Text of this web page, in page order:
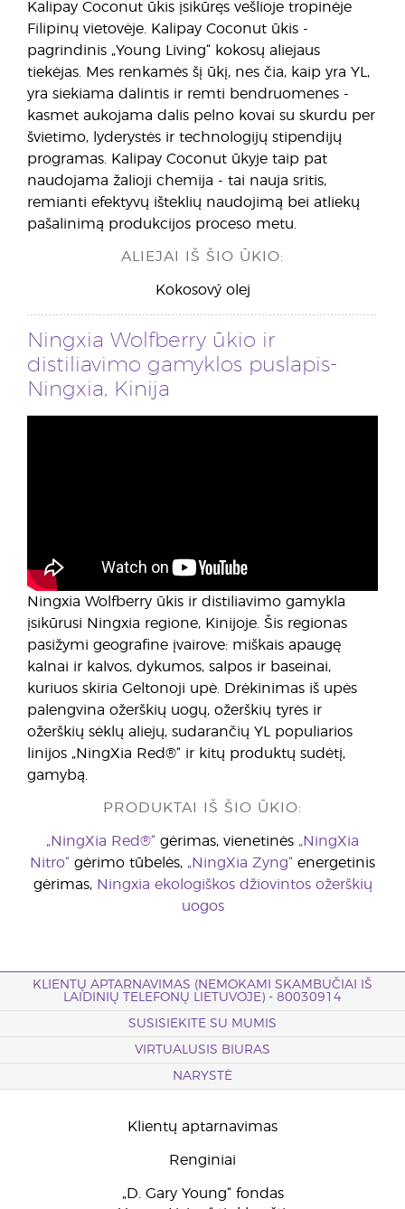
Kalipay Coconut ūkis įsikūręs vešlioje tropinėje
Filipinų vietovėje. Kalipay Coconut ūkis -
pagrindinis „Young Living“ kokosų aliejaus
tiekėjas. Mes renkamės šį ūkį, nes čia, kaip yra YL,
yra siekiama dalintis ir remti bendruomenes -
kasmet aukojama dalis pelno kovai su skurdu per
švietimo, lyderystės ir technologijų stipendijų
programas. Kalipay Coconut ūkyje taip pat
naudojama žalioji chemija - tai nauja sritis,
remianti efektyvų išteklių naudojimą bei atliekų
pašalinimą produkcijos proceso metu.
ALIEJAI IŠ ŠIO ŪKIO:
Kokosový olej
Ningxia Wolfberry ūkio ir
distiliavimo gamyklos puslapis-
Ningxia, Kinija
Ningxia Wolfberry ūkis ir distiliavimo gamykla
įsikūrusi Ningxia regione, Kinijoje. Šis regionas
pasižymi geografine įvairove: miškais apaugę
kalnai ir kalvos, dykumos, salpos ir baseinai,
kuriuos skiria Geltonoji upė. Drėkinimas iš upės
palengvina ožerškių uogų, ožerškių tyrės ir
ožerškių sėklų aliejų, sudarančių YL populiarios
linijos „NingXia Red®“ ir kitų produktų sudėtį,
gamybą.
PRODUKTAI IŠ ŠIO ŪKIO:
„NingXia Red®“ gėrimas, vienetinės „NingXia
Nitro“ gėrimo tūbelės, „NingXia Zyng“ energetinis
gėrimas, Ningxia ekologiškos džiovintos ožerškių
uogos
KLIENTŲ APTARNAVIMAS (NEMOKAMI SKAMBUČIAI IŠ
LAIDINIŲ TELEFONŲ LIETUVOJE) - 80030914
SUSISIEKITE SU MUMIS
VIRTUALUSIS BIURAS
NARYSTĖ
Klientų aptarnavimas
Renginiai
„D. Gary Young“ fondas